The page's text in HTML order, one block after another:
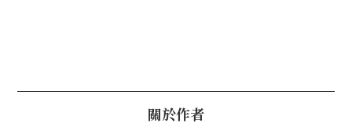
關於作者